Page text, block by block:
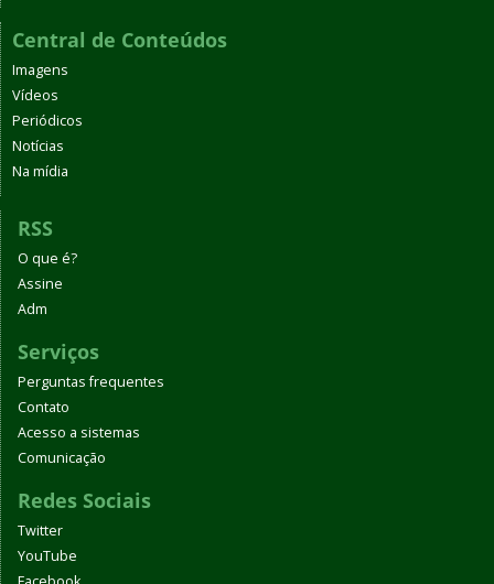
Central de Conteúdos
Imagens
Vídeos
Periódicos
Notícias
Na mídia
RSS
O que é?
Assine
Adm
Serviços
Perguntas frequentes
Contato
Acesso a sistemas
Comunicação
Redes Sociais
Twitter
YouTube